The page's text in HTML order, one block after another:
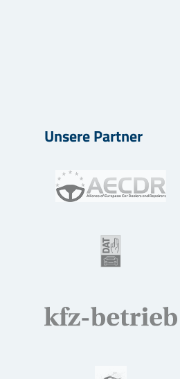
Unsere Partner